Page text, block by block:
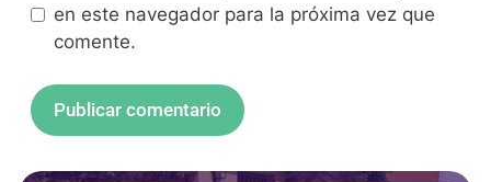
en este navegador para la próxima vez que
comente.